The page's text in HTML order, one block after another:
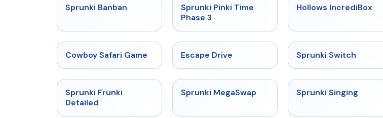
Sprunki Banban ★
Sprunki Pinki Time
Phase 3
★ 4.3
Hollows IncrediBox
★
Cowboy Safari Game Escape Drive Sprunki Switch
Sprunki Frunki
Detailed
★ 4.5
Sprunki MegaSwap Sprunki Singing